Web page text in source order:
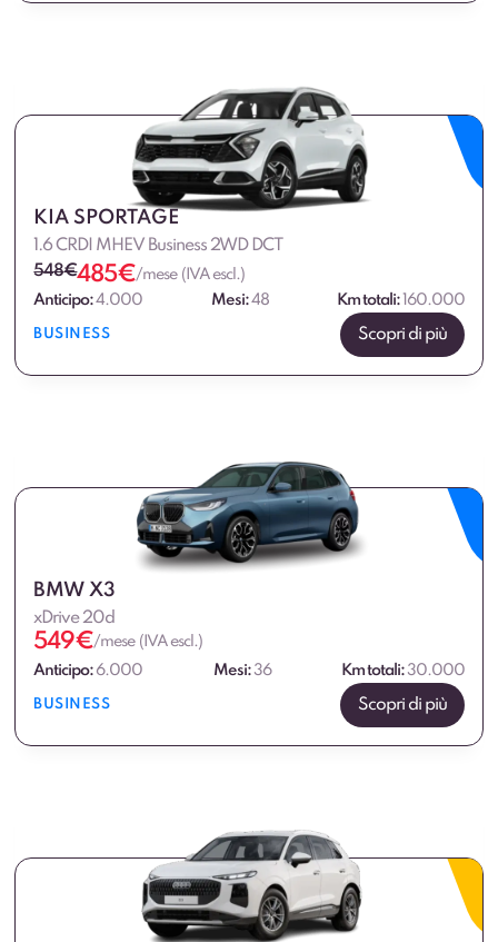
KIA SPORTAGE
1.6 CRDI MHEV Business 2WD DCT
548€485€/mese (IVA escl.)
Anticipo:4.000 Mesi:48 Km totali:160.000
BUSINESS Scopri di più
BMW X3
xDrive 20d
549€/mese (IVA escl.)
Anticipo: 6.000 Mesi:36 Km totali:30.000
BUSINESS Scopri di più